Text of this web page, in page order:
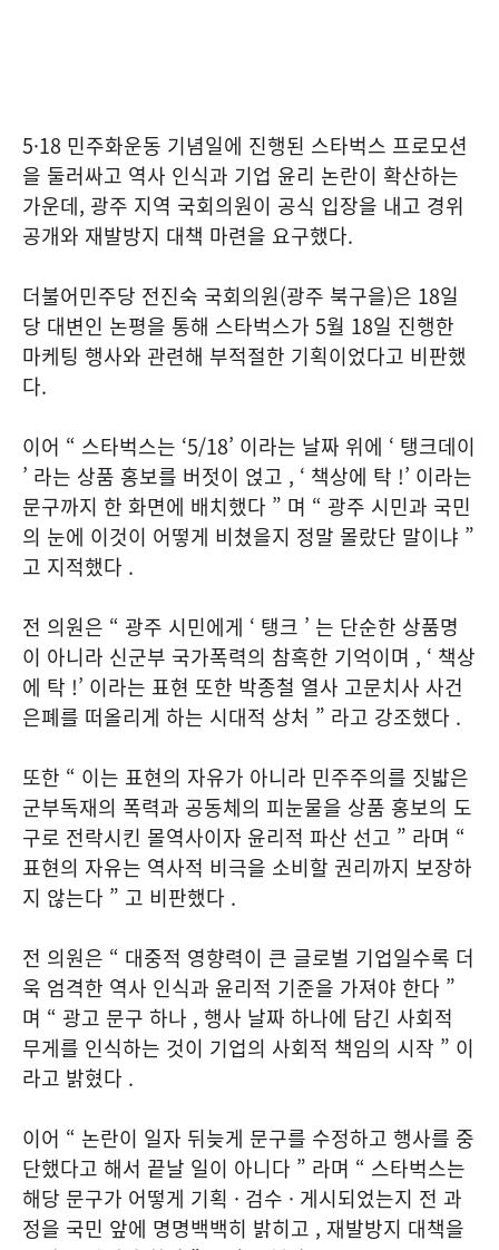
5·18 민주화운동 기념일에 진행된 스타벅스 프로모션
을 둘러싸고 역사 인식과 기업 윤리 논란이 확산하는
가운데, 광주 지역 국회의원이 공식 입장을 내고 경위
공개와 재발방지 대책 마련을 요구했다.
더불어민주당 전진숙 국회의원(광주 북구을)은 18일
당 대변인 논평을 통해 스타벅스가 5월 18일 진행한
마케팅 행사와 관련해 부적절한 기획이었다고 비판했
다.
이어 “ 스타벅스는 ‘5/18’ 이라는 날짜 위에 ‘ 탱크데이
’ 라는 상품 홍보를 버젓이 얹고 , ‘ 책상에 탁 !’ 이라는
문구까지 한 화면에 배치했다 ” 며 “ 광주 시민과 국민
의 눈에 이것이 어떻게 비쳤을지 정말 몰랐단 말이냐 ”
고 지적했다 .
전 의원은 “ 광주 시민에게 ‘ 탱크 ’ 는 단순한 상품명
이 아니라 신군부 국가폭력의 참혹한 기억이며 , ‘ 책상
에 탁 !’ 이라는 표현 또한 박종철 열사 고문치사 사건
은폐를 떠올리게 하는 시대적 상처 ” 라고 강조했다 .
또한 “ 이는 표현의 자유가 아니라 민주주의를 짓밟은
군부독재의 폭력과 공동체의 피눈물을 상품 홍보의 도
구로 전락시킨 몰역사이자 윤리적 파산 선고 ” 라며 “
표현의 자유는 역사적 비극을 소비할 권리까지 보장하
지 않는다 ” 고 비판했다 .
전 의원은 “ 대중적 영향력이 큰 글로벌 기업일수록 더
욱 엄격한 역사 인식과 윤리적 기준을 가져야 한다 ”
며 “ 광고 문구 하나 , 행사 날짜 하나에 담긴 사회적
무게를 인식하는 것이 기업의 사회적 책임의 시작 ” 이
라고 밝혔다 .
이어 “ 논란이 일자 뒤늦게 문구를 수정하고 행사를 중
단했다고 해서 끝날 일이 아니다 ” 라며 “ 스타벅스는
해당 문구가 어떻게 기획 · 검수 · 게시되었는지 전 과
정을 국민 앞에 명명백백히 밝히고 , 재발방지 대책을